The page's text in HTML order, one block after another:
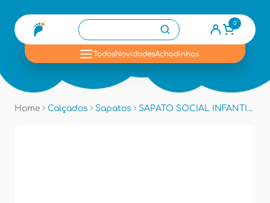
0
TodosNovidadesAchadinhos
Home Calçados Sapatos SAPATO SOCIAL INFANTIL PAMPILI 10449 - Amarelo Vz